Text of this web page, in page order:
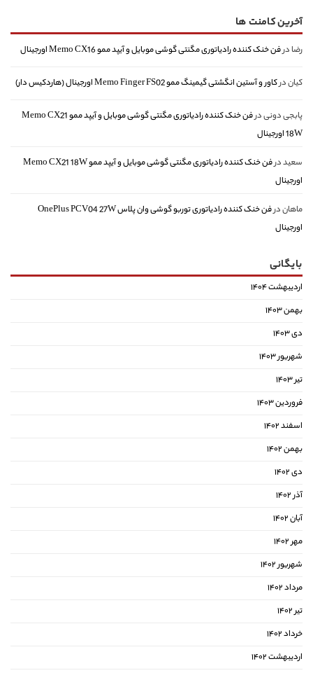
آخرین کامنت ها
رضادرفن خنک کننده رادیاتوری مگنتی گوشی موبایل و آیپد ممو Memo CX16 اورجینال
کیاندرکاور و آستین انگشتی گیمینگ ممو Memo Finger FS02 اورجینال (هاردکیس دار)
پابجی دونیدر
فن خنک کننده رادیاتوری مگنتی گوشی موبایل و آیپد ممو Memo CX21
18W اورجینال
سعیددر
فن خنک کننده رادیاتوری مگنتی گوشی موبایل و آیپد ممو Memo CX21 18W
اورجینال
ماهاندر
فن خنک کننده رادیاتوری توربو گوشی وان پلاس OnePlus PCV04 27W
اورجینال
بایگانی
اردیبهشت ۱۴۰۴
بهمن ۱۴۰۳
دی ۱۴۰۳
شهریور ۱۴۰۳
تیر ۱۴۰۳
فروردین ۱۴۰۳
اسفند ۱۴۰۲
بهمن ۱۴۰۲
دی ۱۴۰۲
آذر ۱۴۰۲
آبان ۱۴۰۲
مهر ۱۴۰۲
شهریور ۱۴۰۲
مرداد ۱۴۰۲
تیر ۱۴۰۲
خرداد ۱۴۰۲
اردیبهشت ۱۴۰۲